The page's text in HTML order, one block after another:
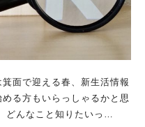
面で迎える春、新生活情報
る方もいらっしゃるかと思
どんなこと知りたいっ